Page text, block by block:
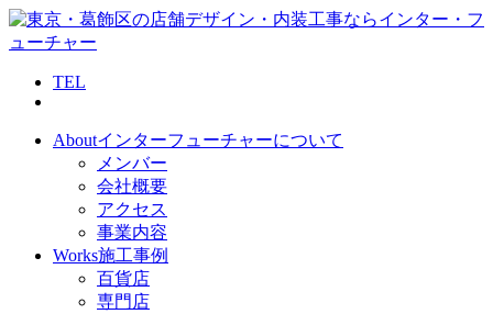
TEL
Aboutインターフューチャーについて
メンバー
会社概要
アクセス
事業内容
Works施工事例
百貨店
専門店